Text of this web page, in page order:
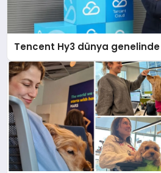
Tencent Hy3 dünya